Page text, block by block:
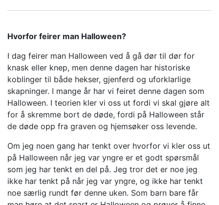
Hvorfor feirer man Halloween?
I dag feirer man Halloween ved å gå dør til dør for
knask eller knep, men denne dagen har historiske
koblinger til både hekser, gjenferd og uforklarlige
skapninger. I mange år har vi feiret denne dagen som
Halloween. I teorien kler vi oss ut fordi vi skal gjøre alt
for å skremme bort de døde, fordi på Halloween står
de døde opp fra graven og hjemsøker oss levende.
Om jeg noen gang har tenkt over hvorfor vi kler oss ut
på Halloween når jeg var yngre er et godt spørsmål
som jeg har tenkt en del på. Jeg tror det er noe jeg
ikke har tenkt på når jeg var yngre, og ikke har tenkt
noe særlig rundt før denne uken. Som barn bare får